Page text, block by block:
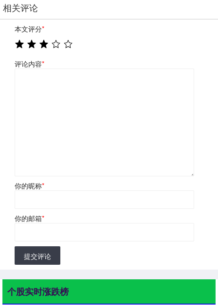
相关评论
本文评分*
评论内容*
你的昵称*
你的邮箱*
提交评论
个股实时涨跌榜